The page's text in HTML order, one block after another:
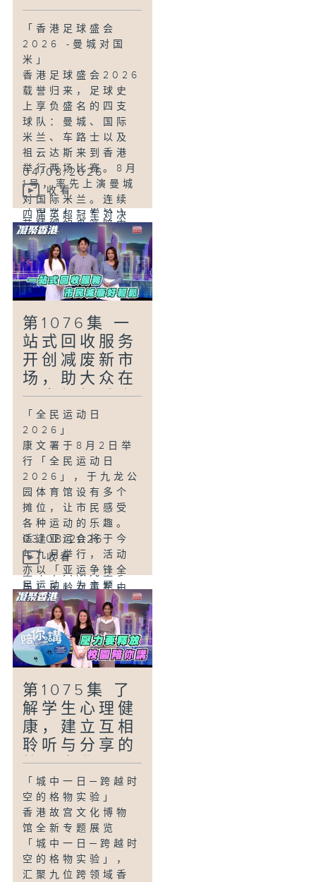
稳定水质，另一方
面彻底消除工人进
入密闭水箱作业嘅
安全隐忧。
「玩物壮志-提笼挂
鸟」
「一盅两件、提笼
挂鸟」是香港1950
至90年代的一道独
特风景。雀友叹茶
会带上爱雀互相
「晒命」，更以工
艺精细的鸟笼暗中
较劲，随着年月流
逝，玩雀文化式
微，一对年轻夫妇
反而对手造鸟笼着
迷，收藏香港昔日
名匠作品。
「香港足球盛会
2026 -曼城对国
米」
香港足球盛会2026
载誉归来，足球史
上享负盛名的四支
球队：曼城、国际
米兰、车路士以及
祖云达斯来到香港
举行两场比赛。8月
1号，率先上演曼城
对国际米兰。连续
四届英超冠军对决
三届欧冠杯冠军得
主，绝对万众期
待。
「热啡致癌会多
亚洲人有经常喝滚
烫汤品的习惯，例
如老火汤、茶、热
咖啡等等。世界卫
生组织把「摄氏超
纳入为 2A 类致癌
物，高温的饮料在
通过食道的时候可
能会烫伤食道的黏
膜细胞，增加患食
道癌的风险，有请
医生详细讲解？
「银发有办法-乐龄
女童军」
童军不只限儿童参
与！乐龄女童军由
一班银发全女班组
成，透过各种活动
证明退休后银发族
同样可以投入社
群，展现才华。今
集主持奥米去探
班，了解乐龄女童
军练椅子舞、构思
软式篮球游戏和缝
制营火袍，为之后
落区服务做足准
备。
04/08/2026
收看
第1076集 一
站式回收服务
开创减废新市
场，助大众在
日常轻松减废
「全民运动日
2026」
康文署于8月2日举
行「全民运动日
2026」，于九龙公
园体育馆设有多个
摊位，让市民感受
各种运动的乐趣。
适逢亚运会将于今
年九月举行，活动
亦以「亚运争锋全
民运动」为主题，
为参赛的香港运动
员打气。
「一站式回收服务
市民减废好轻松」
处理家居回收常面
对程序繁复及清洗
困难等实际限制。
本地有环保团队开
创上门回收服务，
类，并利用自动化
机器处理化妆品、
薯片袋等难搞废
物，减轻市民负
担，让减废自然融
入日常。
03/08/2026
收看
第1075集 了
解学生心理健
康，建立互相
聆听与分享的
校园文化！
「城中一日─跨越时
空的格物实验」
香港故宫文化博物
馆全新专题展览
「城中一日─跨越时
空的格物实验」，
汇聚九位跨领域香